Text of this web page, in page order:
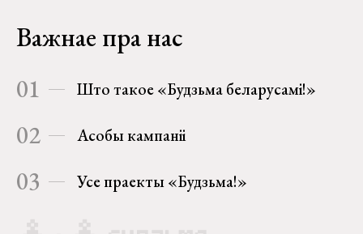
Важнае пра нас
01 Што такое «Будзьма беларусамі!»
02 Асобы кампаніі
03 Усе праекты «Будзьма!»